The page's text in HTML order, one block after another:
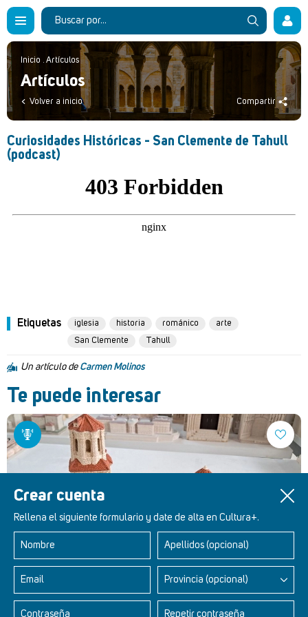
Crear cuenta
Rellena el siguiente formulario y date de alta en Cultura+.
Nombre Apellidos (opcional)
Email Provincia (opcional)
Contraseña Repetir contraseña
Inicio . Artículos
Artículos
Volver a inicio Compartir
Curiosidades Históricas - San Clemente de Tahull
(podcast)
Etiquetas iglesia historia románico
arte
San Clemente
Tahull
Un artículo de Carmen Molinos
Te puede interesar
Curiosidades Históricas - Colegiata de Santa María la
Mayor - Toro (podcast)